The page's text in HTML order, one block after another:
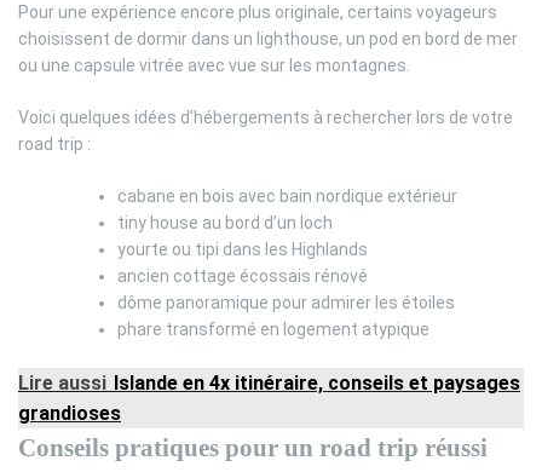
Pour une expérience encore plus originale, certains voyageurs
choisissent de dormir dans un lighthouse, un pod en bord de mer
ou une capsule vitrée avec vue sur les montagnes.
Voici quelques idées d’hébergements à rechercher lors de votre
road trip :
cabane en bois avec bain nordique extérieur
tiny house au bord d’un loch
yourte ou tipi dans les Highlands
ancien cottage écossais rénové
dôme panoramique pour admirer les étoiles
phare transformé en logement atypique
Lire aussi Islande en 4x itinéraire, conseils et paysages
grandioses
Conseils pratiques pour un road trip réussi